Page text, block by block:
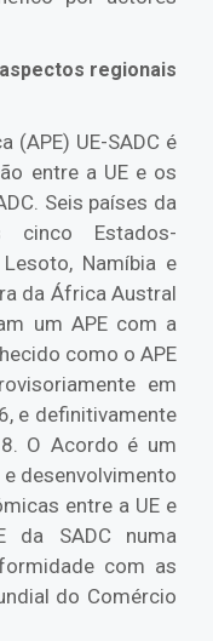
regionais
(APE) UE-SADC é
entre a UE e os
Seis países da
cinco Estados-
Namíbia e
da África Austral
um APE com a
como o APE
em
e definitivamente
O Acordo é um
desenvolvimento
entre a UE e
da SADC numa
com as
do Comércio